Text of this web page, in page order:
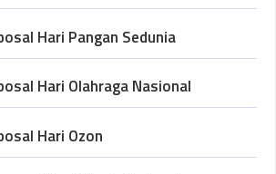
Hari Pangan Sedunia
Hari Olahraga Nasional
Hari Ozon